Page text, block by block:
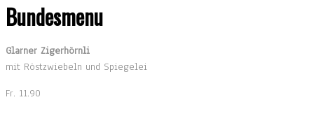
Bundesmenu
Glarner Zigerhörnli
mit Röstzwiebeln und Spiegelei
Fr. 11.90